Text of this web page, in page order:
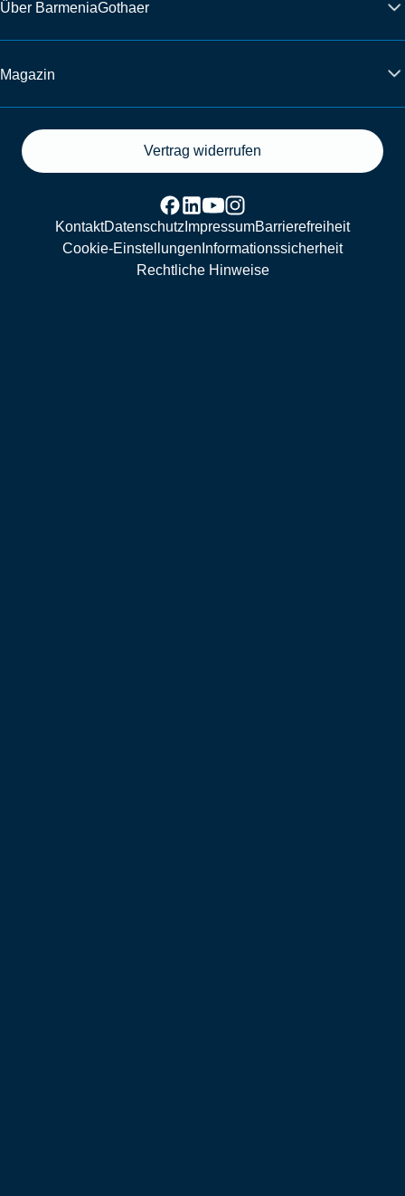
Über BarmeniaGothaer
Magazin
Vertrag widerrufen
KontaktDatenschutz ImpressumBarrierefreiheit
Cookie-Einstellungen Informationssicherheit
Rechtliche Hinweise